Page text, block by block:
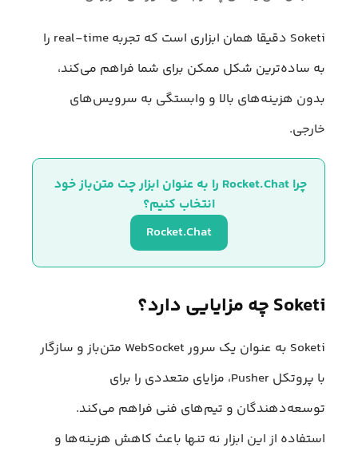
Soketi دقیقا همان ابزاری است که تجربه real-time را
به ساده‌ترین شکل ممکن برای شما فراهم می‌کند،
بدون هزینه‌های بالا و وابستگی به سرویس‌های
خارجی.
چرا Rocket.Chat را به عنوان ابزار چت متن‌باز خود
انتخاب کنیم؟
Rocket.Chat
Soketi چه مزایایی دارد؟
Soketi به عنوان یک سرور WebSocket متن‌باز و سازگار
با پروتکل Pusher، مزایای متعددی را برای
توسعه‌دهندگان و تیم‌های فنی فراهم می‌کند.
استفاده از این ابزار نه تنها باعث‌ کاهش هزینه‌ها و